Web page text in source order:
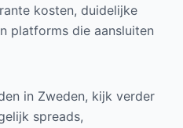
kosten, duidelijke
platforms die aansluiten
in Zweden, kijk verder
spreads,